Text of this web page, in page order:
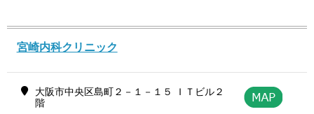
宮崎内科クリニック
大阪市中央区島町２－１－１５ ＩＴビル２
階